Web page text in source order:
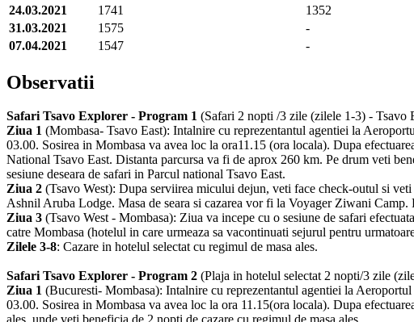
24.03.2021
1741 1352
31.03.2021
1575 -
07.04.2021
1547 -
Observatii
Safari Tsavo Explorer - Program 1 (Safari 2 nopti /3 zile (zilele 1-3) - Tsavo
Ziua 1 (Mombasa- Tsavo East): Intalnire cu reprezentantul agentiei la
03.00. Sosirea in Mombasa va avea loc la ora11.15 (ora locala). Dupa
National Tsavo East. Distanta parcursa va fi de aprox 260 km. Pe drum veti
sesiune deseara de safari in Parcul national Tsavo East.
Ziua 2 (Tsavo West): Dupa serviirea micului dejun, veti face check-outul si
Ashnil Aruba Lodge. Masa de seara si cazarea vor fi la Voyager Ziwani Camp.
Ziua 3 (Tsavo West - Mombasa): Ziua va incepe cu o sesiune de safari
catre Mombasa (hotelul in care urmeaza sa vacontinuati sejurul pentru
Zilele 3-8: Cazare in hotelul selectat cu regimul de masa ales.
Safari Tsavo Explorer - Program 2 (Plaja in hotelul selectat 2 nopti/3 zile
Ziua 1 (Bucuresti- Mombasa): Intalnire cu reprezentantul agentiei la
03.00. Sosirea in Mombasa va avea loc la ora 11.15(ora locala). Dupa